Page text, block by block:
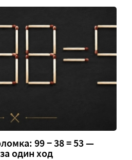
99 − 38 = 53 —
один ход